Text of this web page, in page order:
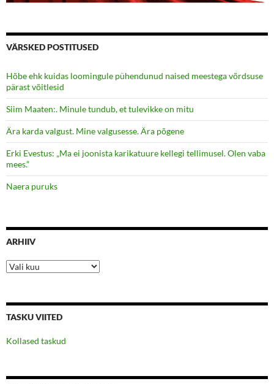
VÄRSKED POSTITUSED
Hõbe ehk kuidas loomingule pühendunud naised meestega võrdsuse
pärast võitlesid
Siim Maaten:. Minule tundub, et tulevikke on mitu
Ära karda valgust. Mine valgusesse. Ära põgene
Erki Evestus: „Ma ei joonista karikatuure kellegi tellimusel. Olen vaba
mees.”
Naera puruks
ARHIIV
Arhiiv
TASKU VIITED
Kollased taskud